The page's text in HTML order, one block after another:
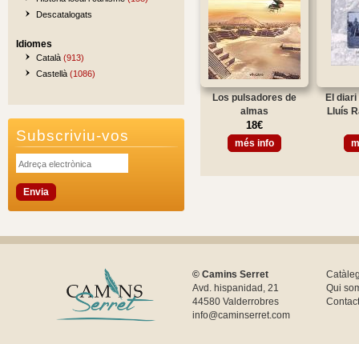
Descatalogats
Idiomes
Català (913)
Castellà (1086)
Subscriviu-vos
Los pulsadores de
almas
18€
més info
El diari
Lluís
© Camins Serret
Avd. hispanidad, 21
44580 Valderrobres
info@caminserret.com
Qui